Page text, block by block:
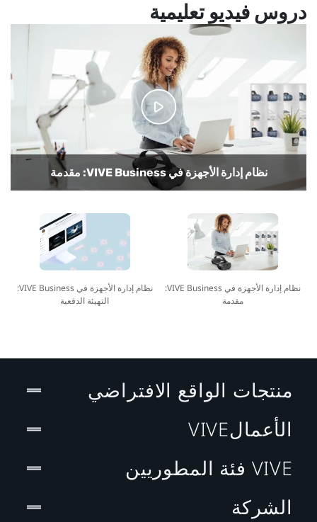
دروس فيديو تعليمية
نظام إدارة الأجهزة في VIVE Business: مقدمة
نظام إدارة الأجهزة في VIVE Business: التهيئة الدفعية
نظام إدارة الأجهزة في VIVE Business:
مقدمة
نظام إدارة الأجهزة في VIVE Business:
التهيئة الدفعية
منتجات الواقع الافتراضي
الأعمالVIVE
VIVE فئة المطوريين
الشركة